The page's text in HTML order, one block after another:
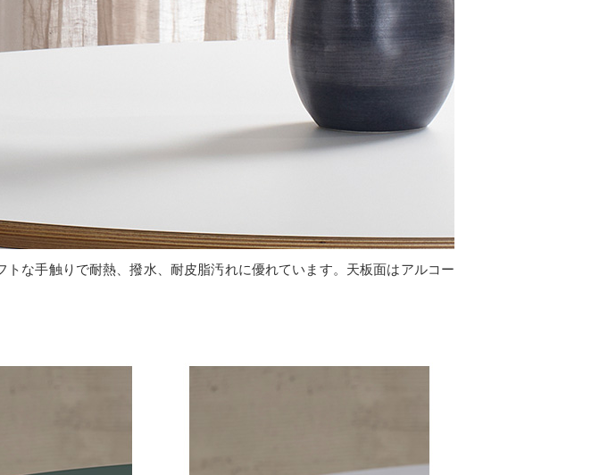
な手触りで耐熱、撥水、耐皮脂汚れに優れています。天板面はアルコー